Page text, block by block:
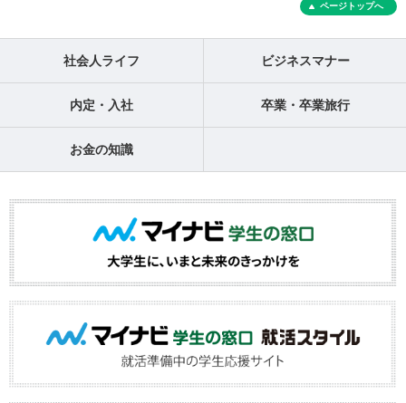
ページトップへ
社会人ライフ ビジネスマナー
内定・入社 卒業・卒業旅行
お金の知識